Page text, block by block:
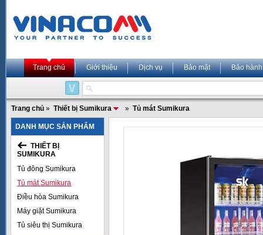
Trang chủ Giới thiệu Dịch vụ Bảo mật Bảo hành
Trang chủ » Thiết bị Sumikura » Tủ mát Sumikura
DANH MỤC SẢN PHẨM
THIẾT BỊ
SUMIKURA
Tủ đông Sumikura
Tủ mát Sumikura
Điều hòa Sumikura
Máy giặt Sumikura
Tủ siêu thị Sumikura